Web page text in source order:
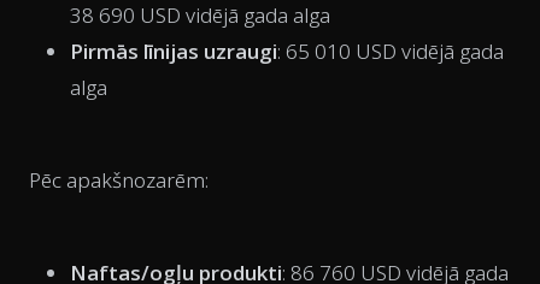
38 690 USD vidējā gada alga
Pirmās līnijas uzraugi: 65 010 USD vidējā gada
alga
Pēc apakšnozarēm:
Naftas/ogļu produkti: 86 760 USD vidējā gada